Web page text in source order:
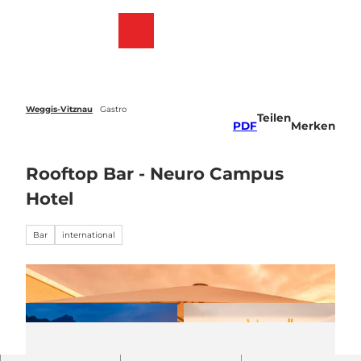
Weggis-Vitznau Gastro
PDF
Teilen
Merken
Rooftop Bar - Neuro Campus
Hotel
Bar international